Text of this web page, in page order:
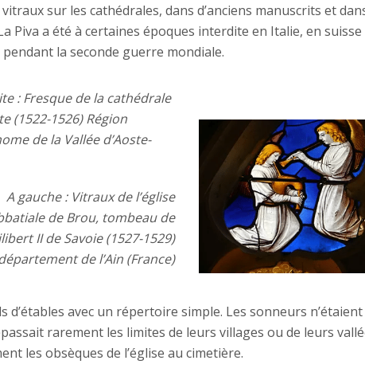
sur les cathédrales, dans d’anciens manuscrits et
Piva a été à certaines époques interdite en Italie, en
la seconde guerre mondiale.
: Fresque de la cathédrale
(1522-1526) Région
de la Vallée d’Aoste-
A gauche : Vitraux de l’église
de Brou, tombeau de
II de Savoie (1527-1529)
de l’Ain (France)
avec un répertoire simple. Les sonneurs n’étaient
rarement les limites de leurs villages ou de leurs
les obsèques de l’église au cimetière.